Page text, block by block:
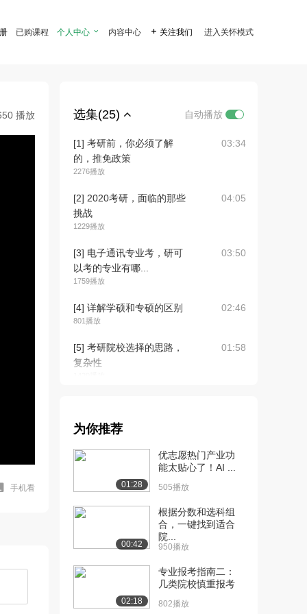
已购课程 个人中心  内容中心  关注我们 进入关怀模式
播放
手机看
选集(25) 自动播放
[1] 考研前，你必须了解
的，推免政策
2276播放
03:34
[2] 2020考研，面临的那些
挑战
1229播放
04:05
[3] 电子通讯专业考，研可
以考的专业有哪...
1759播放
03:50
[4] 详解学硕和专硕的区别
801播放
02:46
[5] 考研院校选择的思路，
复杂性
01:58
1207播放
[7] 考研院校选择4个参考
08:45
[8] 考研院校选择4个参考
03:19
[9] 考研院校选择4个参考
02:21
为你推荐
01:28
优志愿热门产业功
能太贴心了！AI ...
505播放
00:42
根据分数和选科组
合，一键找到适合
院...
950播放
02:18
专业报考指南二：
几类院校慎重报考
802播放